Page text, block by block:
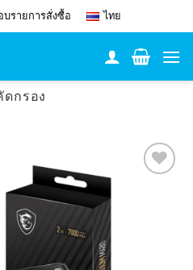
บรายการสั่งซื้อ ไทย
ดกรอง